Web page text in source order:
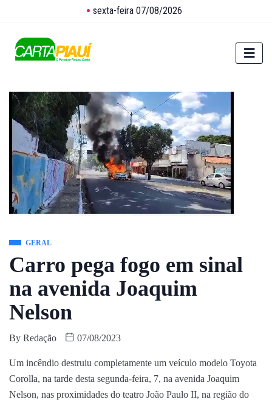
sexta-feira 07/08/2026
GERAL
Carro pega fogo em sinal
na avenida Joaquim
Nelson
By Redação 07/08/2023
Um incêndio destruiu completamente um veículo modelo Toyota
Corolla, na tarde desta segunda-feira, 7, na avenida Joaquim
Nelson, nas proximidades do teatro João Paulo II, na região do